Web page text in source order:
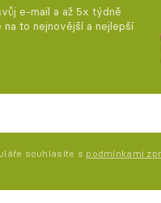
e-mail a až 5x týdně
na to nejnovější a nejlepší
souhlasíte s podmínkami